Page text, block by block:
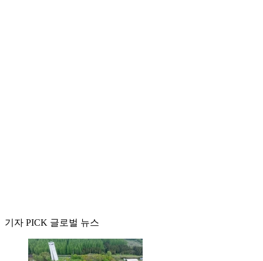
기자 PICK 글로벌 뉴스